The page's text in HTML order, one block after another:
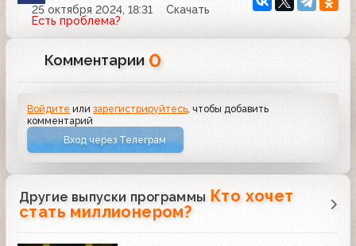
25 октября 2024, 18:31
Скачать
Есть проблема?
Комментарии 0
Войдите илизарегистрируйтесь, чтобы добавить
комментарий
Вход через Телеграм
Другие выпуски программы Кто хочет
стать миллионером?